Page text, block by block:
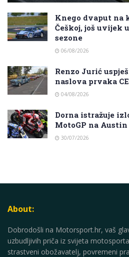
Knego dvaput na
Češkoj, još uvijek
sezone
06/08/2026
Renzo Jurić
naslova prvaka
04/08/2026
Dorna istražuje
MotoGP na Austin
30/07/2026
About:
Dobrodošli na Motorsport.hr, vaš
uzbudljivih priča iz svijeta
strastveni obožavatelj, povremeni